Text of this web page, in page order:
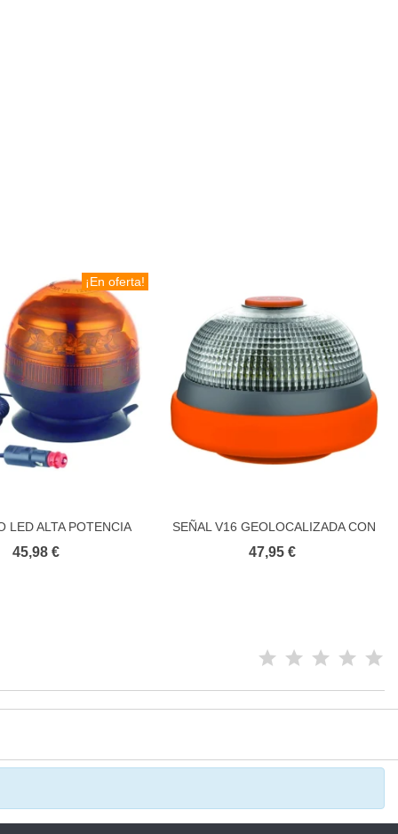
¡En oferta!
Añadir al carrito
LED ALTA POTENCIA
45,98 €
Añadir al carrito
SEÑAL V16 GEOLOCALIZADA CON
VENTOSA
47,95 €